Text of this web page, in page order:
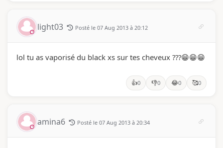
light03 Posté le 07 Aug 2013 à 20:12
lol tu as vaporisé du black xs sur tes cheveux ???😁😁😁
👍0 👎0 😂0 🥰0
amina6 Posté le 07 Aug 2013 à 20:34